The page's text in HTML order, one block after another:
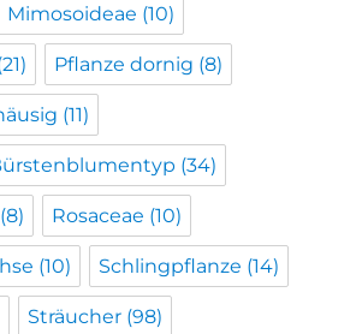
Mimosoideae (10)
Pflanze dornig (8)
(11)
(34)
(8) Rosaceae (10)
(10) Schlingpflanze (14)
Sträucher (98)